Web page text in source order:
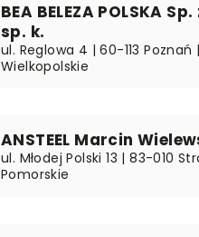
BEA BELEZA POLSKA
sp. k.
ul. Reglowa 4 | 60-113 Poznań |
Wielkopolskie
ANSTEEL Marcin
ul. Młodej Polski 13 | 83-010
Pomorskie